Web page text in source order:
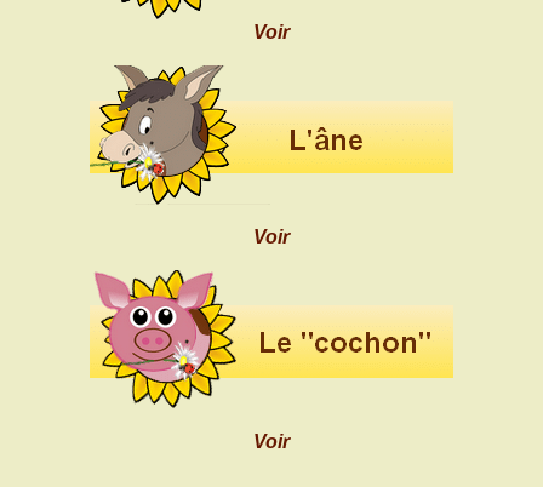
Voir
Voir
Voir